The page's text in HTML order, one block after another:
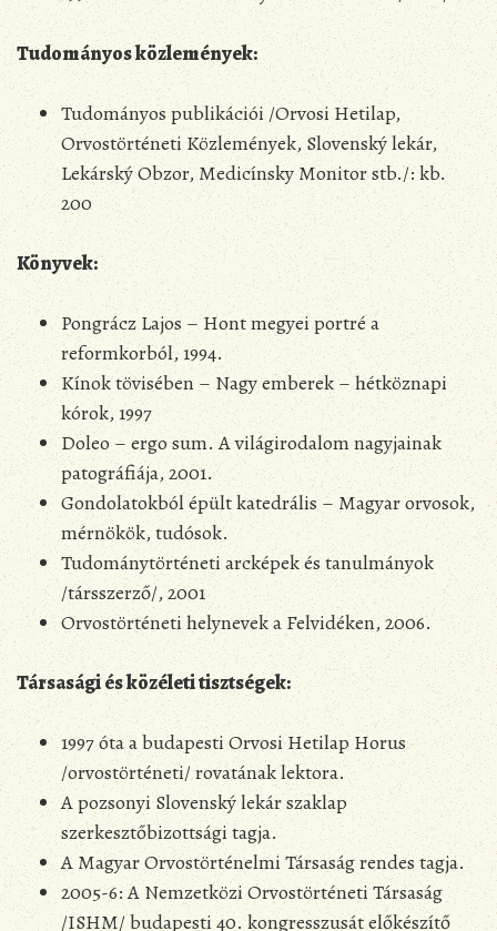
Tudományos közlemények:
Tudományos publikációi /Orvosi Hetilap,
Orvostörténeti Közlemények, Slovenský lekár,
Lekárský Obzor, Medicínsky Monitor stb./: kb.
200
Könyvek:
Pongrácz Lajos – Hont megyei portré a
reformkorból, 1994.
Kínok tövisében – Nagy emberek – hétköznapi
kórok, 1997
Doleo – ergo sum. A világirodalom nagyjainak
patográfiája, 2001.
Gondolatokból épült katedrális – Magyar orvosok,
mérnökök, tudósok.
Tudománytörténeti arcképek és tanulmányok
/társszerző/, 2001
Orvostörténeti helynevek a Felvidéken, 2006.
Társasági és közéleti tisztségek:
1997 óta a budapesti Orvosi Hetilap Horus
/orvostörténeti/ rovatának lektora.
A pozsonyi Slovenský lekár szaklap
szerkesztőbizottsági tagja.
A Magyar Orvostörténelmi Társaság rendes tagja.
2005-6: A Nemzetközi Orvostörténeti Társaság
/ISHM/ budapesti 40. kongresszusát előkészítő